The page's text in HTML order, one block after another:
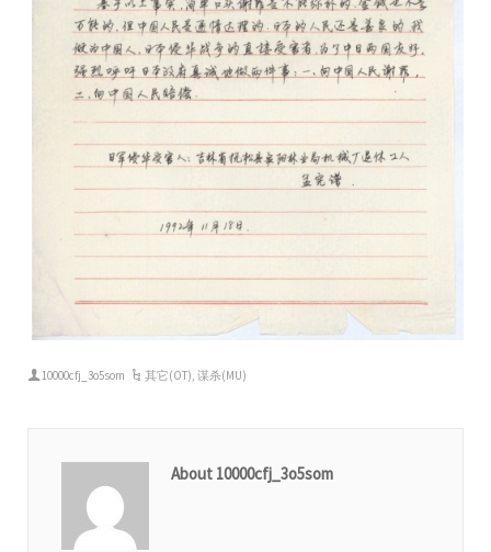
10000cfj_3o5som 其它(OT) ,谋杀(MU)
About 10000cfj_3o5som